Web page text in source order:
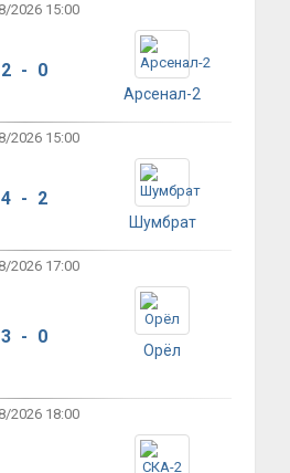
2026 15:00
2 - 0
Арсенал-2
2026 15:00
4 - 2
Шумбрат
2026 17:00
3 - 0
Орёл
2026 18:00